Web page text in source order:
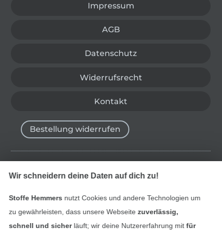
Impressum
AGB
Datenschutz
Widerrufsrecht
Kontakt
Bestellung widerrufen
Finde mehr Inspiration
Wir schneidern deine Daten auf dich zu!
Stoffe Hemmers nutzt Cookies und andere Technologien um
zu gewährleisten, dass unsere Webseite zuverlässig,
schnell und sicherläuft; wir deine Nutzererfahrung mitfür